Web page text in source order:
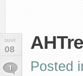
MAR
08
1 Posted